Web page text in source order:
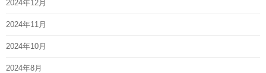
2024年12月
2024年11月
2024年10月
2024年8月